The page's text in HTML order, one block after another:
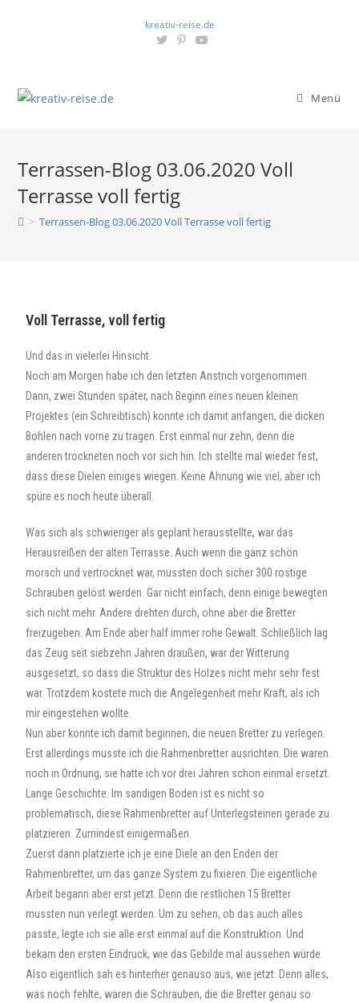
kreativ-reise.de
Menü
Terrassen-Blog 03.06.2020 Voll
Terrasse voll fertig
> Terrassen-Blog 03.06.2020 Voll Terrasse voll fertig
Voll Terrasse, voll fertig
Und das in vielerlei Hinsicht.
Noch am Morgen habe ich den letzten Anstrich vorgenommen.
Dann, zwei Stunden später, nach Beginn eines neuen kleinen
Projektes (ein Schreibtisch) konnte ich damit anfangen, die dicken
Bohlen nach vorne zu tragen. Erst einmal nur zehn, denn die
anderen trockneten noch vor sich hin. Ich stellte mal wieder fest,
dass diese Dielen einiges wiegen. Keine Ahnung wie viel, aber ich
spüre es noch heute überall.
Was sich als schwieriger als geplant herausstellte, war das
Herausreißen der alten Terrasse. Auch wenn die ganz schön
morsch und vertrocknet war, mussten doch sicher 300 rostige
Schrauben gelöst werden. Gar nicht einfach, denn einige bewegten
sich nicht mehr. Andere drehten durch, ohne aber die Bretter
freizugeben. Am Ende aber half immer rohe Gewalt. Schließlich lag
das Zeug seit siebzehn Jahren draußen, war der Witterung
ausgesetzt, so dass die Struktur des Holzes nicht mehr sehr fest
war. Trotzdem kostete mich die Angelegenheit mehr Kraft, als ich
mir eingestehen wollte.
Nun aber konnte ich damit beginnen, die neuen Bretter zu verlegen.
Erst allerdings musste ich die Rahmenbretter ausrichten. Die waren
noch in Ordnung, sie hatte ich vor drei Jahren schon einmal ersetzt.
Lange Geschichte. Im sandigen Boden ist es nicht so
problematisch, diese Rahmenbretter auf Unterlegsteinen gerade zu
platzieren. Zumindest einigermaßen.
Zuerst dann platzierte ich je eine Diele an den Enden der
Rahmenbretter, um das ganze System zu fixieren. Die eigentliche
Arbeit begann aber erst jetzt. Denn die restlichen 15 Bretter
mussten nun verlegt werden. Um zu sehen, ob das auch alles
passte, legte ich sie alle erst einmal auf die Konstruktion. Und
bekam den ersten Eindruck, wie das Gebilde mal aussehen würde.
Also eigentlich sah es hinterher genauso aus, wie jetzt. Denn alles,
was noch fehlte, waren die Schrauben, die die Bretter genau so